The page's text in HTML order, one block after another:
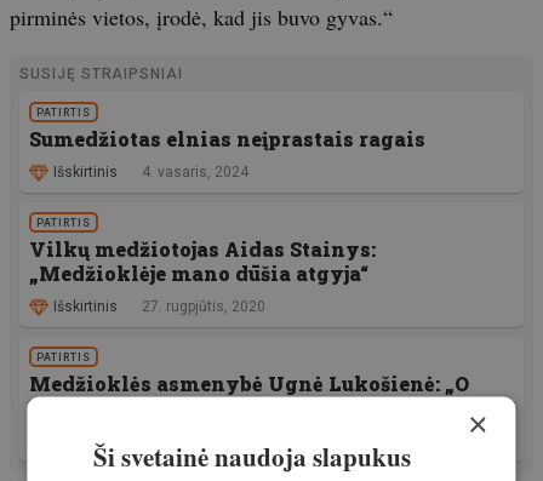
pirminės vietos, įrodė, kad jis buvo gyvas.“
SUSIJĘ STRAIPSNIAI
PATIRTIS
Sumedžiotas elnias neįprastais ragais
Išskirtinis 4. vasaris, 2024
PATIRTIS
Vilkų medžiotojas Aidas Stainys:
„Medžioklėje mano dūšia atgyja“
Išskirtinis 27. rugpjūtis, 2020
PATIRTIS
Medžioklės asmenybė Ugnė Lukošienė: „O
kaip dar kitaip galėčiau gyventi?“
Išskirtinis ×
Ši svetainė naudoja slapukus